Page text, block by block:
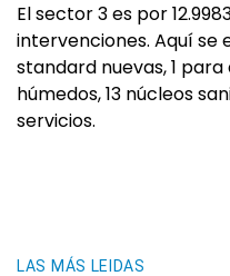
El sector 3 es por
intervenciones. Aquí se
standard nuevas, 1
húmedos, 13 núcleos
servicios.
LAS MÁS LEIDAS